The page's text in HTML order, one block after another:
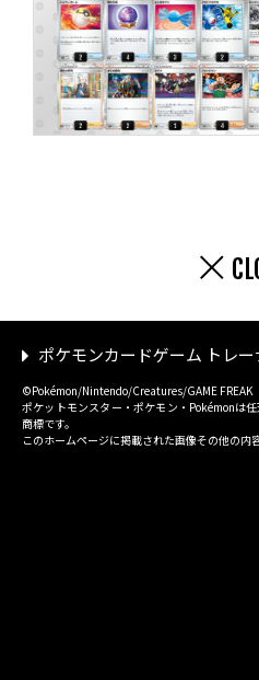
ポケモンカードゲーム トレ
©Pokémon/Nintendo/Creatures/GAME FREAK
ポケットモンスター・ポケモン・Pokémonは
商標です。
このホームページに掲載された画像その他の内